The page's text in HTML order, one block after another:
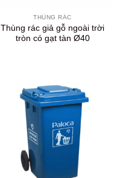
THÙNG RÁC
Thùng rác giả gỗ ngoài trời
tròn có gạt tàn Ø40